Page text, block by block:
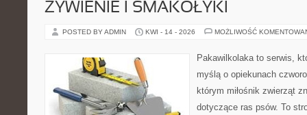
ŻYWIENIE I SMAKOŁYKI
POSTED BY ADMIN KWI - 14 - 2026 MOŻLIWOŚĆ
Pakawilkolaka to serwis,
myślą o opiekunach
którym miłośnik zwierząt
dotyczące ras psów. To